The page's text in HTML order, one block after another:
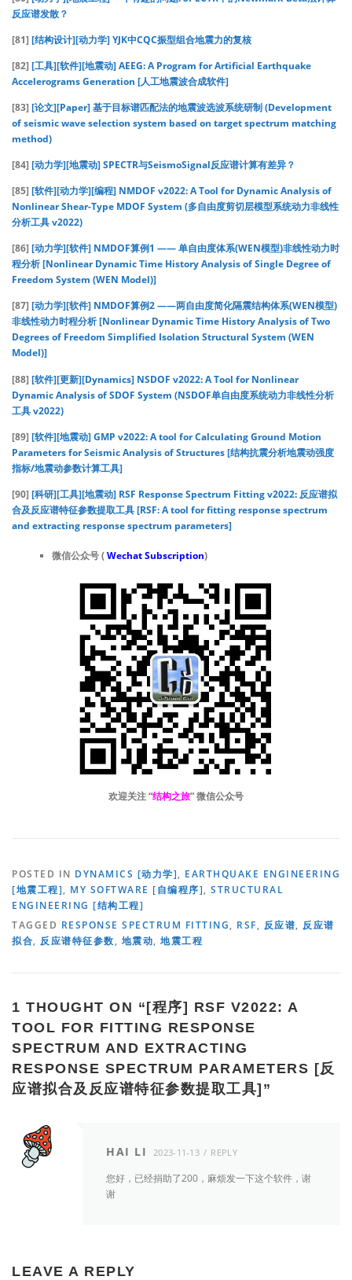
反应谱发散？
[81] [结构设计][动力学] YJK中CQC振型组合地震力的复核
[82] [工具][软件][地震动] AEEG: A Program for Artificial Earthquake
Accelerograms Generation [人工地震波合成软件]
[83] [论文][Paper] 基于目标谱匹配法的地震波选波系统研制 (Development
of seismic wave selection system based on target spectrum matching
method)
[84] [动力学][地震动] SPECTR与SeismoSignal反应谱计算有差异？
[85] [软件][动力学][编程] NMDOF v2022: A Tool for Dynamic Analysis of
Nonlinear Shear-Type MDOF System (多自由度剪切层模型系统动力非线性
分析工具 v2022)
[86] [动力学][软件] NMDOF算例1 —— 单自由度体系(WEN模型)非线性动力时
程分析 [Nonlinear Dynamic Time History Analysis of Single Degree of
Freedom System (WEN Model)]
[87] [动力学][软件] NMDOF算例2 ——两自由度简化隔震结构体系(WEN模型)
非线性动力时程分析 [Nonlinear Dynamic Time History Analysis of Two
Degrees of Freedom Simplified Isolation Structural System (WEN
Model)]
[88] [软件][更新][Dynamics] NSDOF v2022: A Tool for Nonlinear
Dynamic Analysis of SDOF System (NSDOF单自由度系统动力非线性分析
工具 v2022)
[89] [软件][地震动] GMP v2022: A tool for Calculating Ground Motion
Parameters for Seismic Analysis of Structures [结构抗震分析地震动强度
指标/地震动参数计算工具]
[90] [科研][工具][地震动] RSF Response Spectrum Fitting v2022: 反应谱拟
合及反应谱特征参数提取工具 [RSF: A tool for fitting response spectrum
and extracting response spectrum parameters]
微信公众号 (Wechat Subscription)
欢迎关注 “结构之旅” 微信公众号
POSTED IN DYNAMICS [动力学], EARTHQUAKE ENGINEERING
[地震工程], MY SOFTWARE [自编程序], STRUCTURAL
ENGINEERING [结构工程]
TAGGED RESPONSE SPECTRUM FITTING, RSF, 反应谱, 反应谱
拟合, 反应谱特征参数, 地震动, 地震工程
1 THOUGHT ON “ [程序] RSF V2022: A
TOOL FOR FITTING RESPONSE
SPECTRUM AND EXTRACTING
RESPONSE SPECTRUM PARAMETERS [反
应谱拟合及反应谱特征参数提取工具] ”
HAI LI 2023-11-13 REPLY
您好，已经捐助了200，麻烦发一下这个软件，谢
谢
LEAVE A REPLY